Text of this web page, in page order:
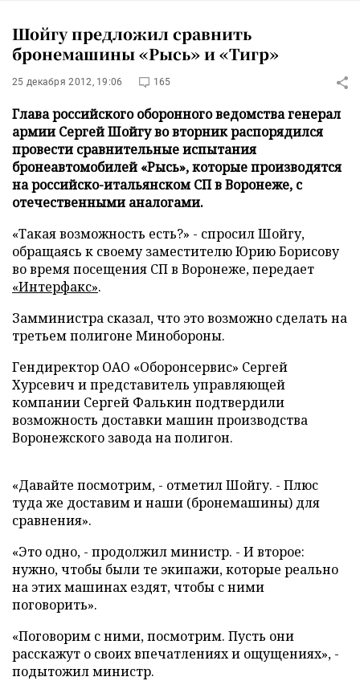
Шойгу предложил сравнить
бронемашины «Рысь» и «Тигр»
25 декабря 2012, 19:06 165
Глава российского оборонного ведомства генерал
армии Сергей Шойгу во вторник распорядился
провести сравнительные испытания
бронеавтомобилей «Рысь», которые производятся
на российско-итальянском СП в Воронеже, с
отечественными аналогами.
«Такая возможность есть?» - спросил Шойгу,
обращаясь к своему заместителю Юрию Борисову
во время посещения СП в Воронеже, передает
«Интерфакс».
Замминистра сказал, что это возможно сделать на
третьем полигоне Минобороны.
Гендиректор ОАО «Оборонсервис» Сергей
Хурсевич и представитель управляющей
компании Сергей Фалькин подтвердили
возможность доставки машин производства
Воронежского завода на полигон.
«Давайте посмотрим, - отметил Шойгу. - Плюс
туда же доставим и наши (бронемашины) для
сравнения».
«Это одно, - продолжил министр. - И второе:
нужно, чтобы были те экипажи, которые реально
на этих машинах ездят, чтобы с ними
поговорить».
«Поговорим с ними, посмотрим. Пусть они
расскажут о своих впечатлениях и ощущениях», -
подытожил министр.